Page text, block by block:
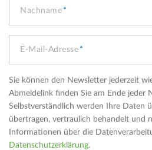
Nachname
E-Mail-Adresse
Sie können den Newsletter jederzeit
Abmeldelink finden Sie am Ende jeder
Selbstverständlich werden Ihre Daten
übertragen, vertraulich behandelt und
Informationen über die
Datenschutzerklärung.